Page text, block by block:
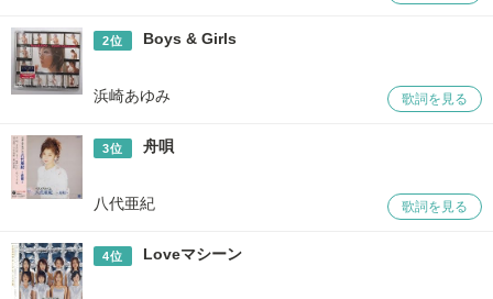
小林 幸子
由紀さおり・安田祥子
天童 よしみ
和田 アキ子
あの鐘を鳴らすのはあな
野猿
L'Arc～en～Ciel HEAVEN'S DRIVE
SMAP
Sans Filtre
細川 たかし
2位 Boys & Girls
浜崎あゆみ 歌詞を見る
3位 舟唄
八代亜紀 歌詞を見る
4位 Loveマシーン